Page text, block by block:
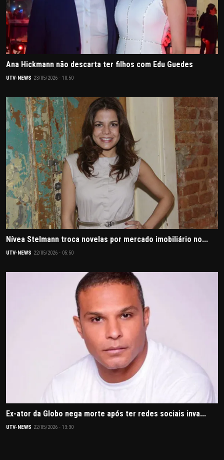
Ana Hickmann não descarta ter filhos com Edu Guedes
UTV-NEWS 23/05/2026 - 10:50
Nívea Stelmann troca novelas por mercado imobiliário no...
UTV-NEWS 22/05/2026 - 05:50
Ex-ator da Globo nega morte após ter redes sociais inva...
UTV-NEWS 22/05/2026 - 13:30